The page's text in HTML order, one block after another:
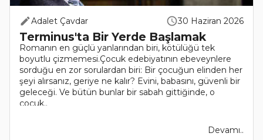
Adalet Çavdar 30 Haziran 2026
Terminus'ta Bir Yerde Başlamak
Romanın en güçlü yanlarından biri, kötülüğü tek
boyutlu çizmemesi.Çocuk edebiyatının ebeveynlere
sorduğu en zor sorulardan biri: Bir çocuğun elinden her
şeyi alırsanız, geriye ne kalır? Evini, babasını, güvenli bir
geleceği. Ve bütün bunlar bir sabah gittiğinde, o
çocuk..
Devamı..